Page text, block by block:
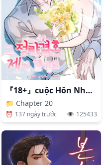
『18+』cuộc Hôn Nhân Chính Trị Đó, Tôi Sẽ Nhận
📁 Chapter 20
⏰ 137 ngày trước 👁️ 125433